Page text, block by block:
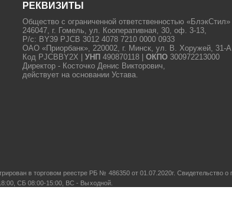
РЕКВИЗИТЫ
Общество с ограниченной ответственностью «БлэкСтил»
246047, г. Гомель, ул. Кооперативная, 30, оф. 3-13,
Р/с: BY39 PJCB 3012 4078 7210 0000 0933
ОАО «Приорбанк», 220002, г. Минск, ул. В. Хоружей, 31-А
Код PJCBBY2X |УНП 490870118 |ОКПО 300972213000
Директор - Косточко Денис Викторович,
действует на основании Устава.
в торговом реестре РБ № 486350 от 01.07.2020г. Свидетельство о
СБ 08:00-15:00, ВС - Выходной.